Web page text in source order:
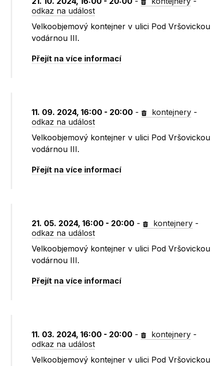
odkaz na událost
Velkoobjemový kontejner v ulici Pod Vršovickou
vodárnou III.
Přejít na více informací
11. 09. 2024, 16:00 - 20:00 - kontejnery -
odkaz na událost
Velkoobjemový kontejner v ulici Pod Vršovickou
vodárnou III.
Přejít na více informací
21. 05. 2024, 16:00 - 20:00 - kontejnery -
odkaz na událost
Velkoobjemový kontejner v ulici Pod Vršovickou
vodárnou III.
Přejít na více informací
11. 03. 2024, 16:00 - 20:00 - kontejnery -
odkaz na událost
Velkoobjemový kontejner v ulici Pod Vršovickou